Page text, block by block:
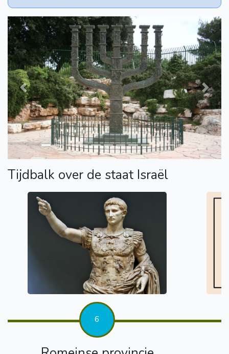
Previous Next
Tijdbalk over de staat Israël
6